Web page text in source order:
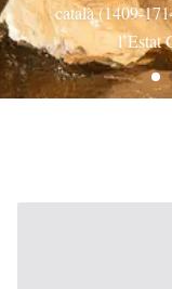
causa de la